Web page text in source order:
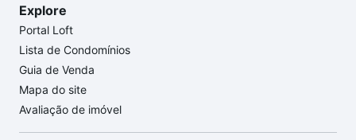
Explore
Portal Loft
Lista de Condomínios
Guia de Venda
Mapa do site
Avaliação de imóvel